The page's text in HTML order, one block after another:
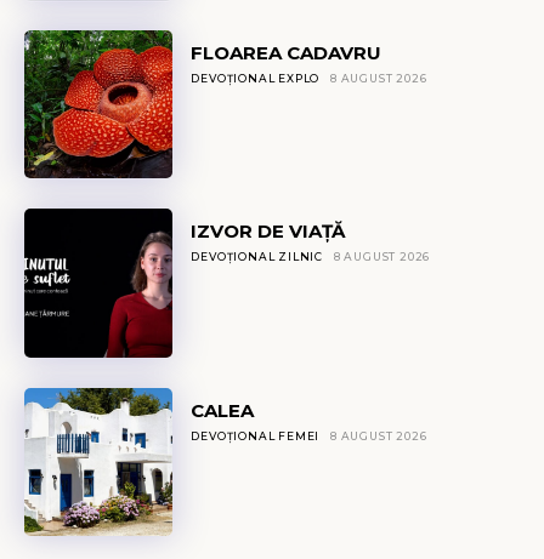
FLOAREA CADAVRU
DEVOȚIONAL EXPLO 8 AUGUST 2026
IZVOR DE VIAȚĂ
DEVOȚIONAL ZILNIC 8 AUGUST 2026
CALEA
DEVOȚIONAL FEMEI 8 AUGUST 2026